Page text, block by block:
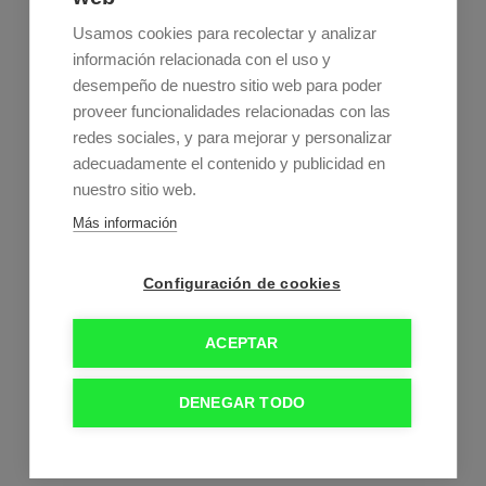
Usamos cookies para recolectar y analizar
información relacionada con el uso y
desempeño de nuestro sitio web para poder
proveer funcionalidades relacionadas con las
redes sociales, y para mejorar y personalizar
adecuadamente el contenido y publicidad en
nuestro sitio web.
Más información
Configuración de cookies
ACEPTAR
DENEGAR TODO
Estos son nuestros horarios
Lunes a jueves:9:00–21:00
Viernes:9:00–15:00